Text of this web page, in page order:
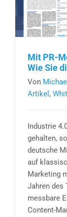
Mit PR-
Wie Sie
Von
Artikel ,
Industrie
gehalten,
deutsche
auf
Marketing
Jahren des
messbare
Content-